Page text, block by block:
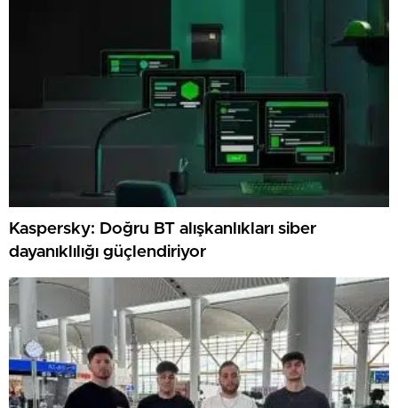
Kaspersky: Doğru BT alışkanlıkları siber
dayanıklılığı güçlendiriyor